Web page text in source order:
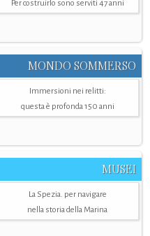
Per costruirlo sono serviti 47 anni
MONDO SOMMERSO
Immersioni nei relitti:
questa è profonda 150 anni
MUSEI
La Spezia. per navigare
nella storia della Marina